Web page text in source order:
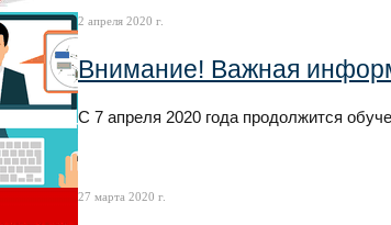
2 апреля 2020 г.
Внимание! Важная
С 7 апреля 2020 года продолжится
27 марта 2020 г.